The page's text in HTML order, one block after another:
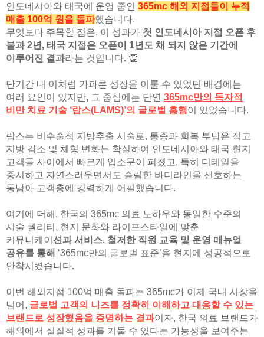
인도네시아와 태국에 운영 중인 365mc 해외 지점들이 누적
매출 100억 원을 돌파했습니다.
무엇보다 주목할 점은, 이 성과가 첫 인도네시아 지점 오픈 후
불과 2년, 태국 지점은 오픈이 1년도 채 되지 않은 기간에
이루어진 결과라는 것입니다. 👏
단기간 내 이처럼 가파른 성장을 이룰 수 있었던 배경에는
여러 요인이 있지만, 그 중심에는 단연 365mc만의 독자적
비만 치료 기술 ‘람스(LAMS)’의 글로벌 흥행이 있었습니다.
람스는 비수술적 지방추출 시술로, 통증과 회복 부담은 적고
지방 감소 및 체형 변화는 확실하여 인도네시아와 태국 현지
고객들 사이에서 빠르게 입소문이 퍼졌고, 특히 디테일을
중시하고 자연스러우면서도 슬림한 바디라인을 선호하는
동남아 고객층에 강력하게 어필했습니다.
여기에 더해, 한국의 365mc 의료 노하우와 동일한 수준의
시술 퀄리티, 현지 문화와 라이프스타일에 맞춘
커뮤니케이 션과 서비스, 철저한 직원 교육 및 운영 매뉴얼
공유를 통해 ‘365mc만의 글로벌 표준’을 현지에 성공적으로
안착시켰습니다.
이번 해외지점 100억 매출 돌파는 365mc가 이제 국내 시장을
넘어, 글로벌 고객의 니즈를 정확히 이해하고 대응할 수 있는
브랜드로 성장했음을 증명하는 결과이자, 한국 의료 브랜드가
해외에서 실질적 성과를 거둘 수 있다는 가능성을 보여주는